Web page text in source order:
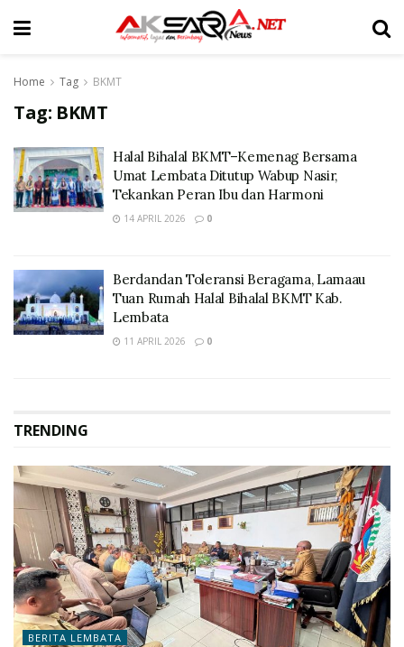
Home Tag BKMT
Tag: BKMT
Halal Bihalal BKMT–Kemenag Bersama
Umat Lembata Ditutup Wabup Nasir,
Tekankan Peran Ibu dan Harmoni
14 APRIL 2026 0
Berdandan Toleransi Beragama, Lamaau
Tuan Rumah Halal Bihalal BKMT Kab.
Lembata
11 APRIL 2026 0
TRENDING
BERITA LEMBATA